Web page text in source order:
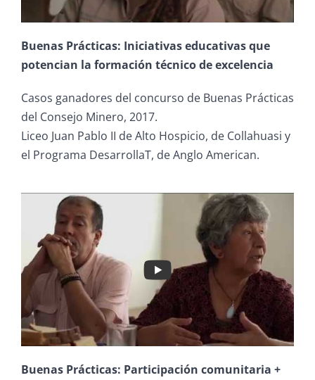
Buenas Prácticas: Iniciativas educativas que
potencian la formación técnico de excelencia
Casos ganadores del concurso de Buenas Prácticas
del Consejo Minero, 2017.
Liceo Juan Pablo II de Alto Hospicio, de Collahuasi y
el Programa DesarrollaT, de Anglo American.
Buenas Prácticas: Participación comunitaria +